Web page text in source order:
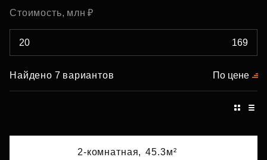
Стоимость, млн ₽
Найдено 7 вариантов По цене
2-комнатная, 45.3м²